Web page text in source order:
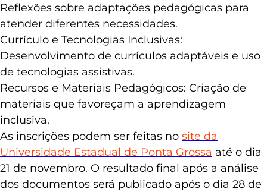
Reflexões sobre adaptações pedagógicas para
atender diferentes necessidades.
Currículo e Tecnologias Inclusivas:
Desenvolvimento de currículos adaptáveis e uso
de tecnologias assistivas.
Recursos e Materiais Pedagógicos: Criação de
materiais que favoreçam a aprendizagem
inclusiva.
As inscrições podem ser feitas no site da
Universidade Estadual de Ponta Grossa até o dia
21 de novembro. O resultado final após a análise
dos documentos será publicado após o dia 28 de